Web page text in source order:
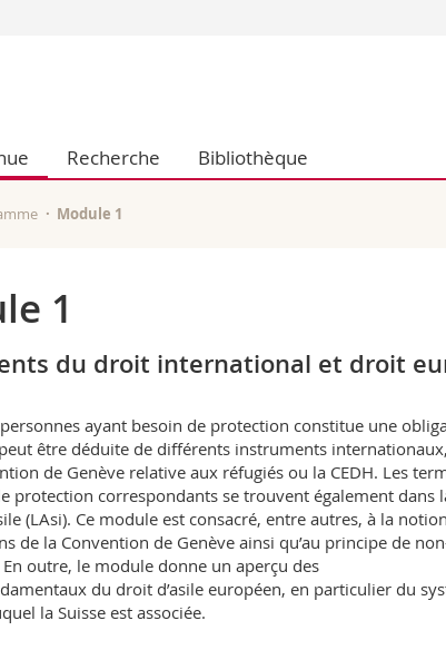
et sociales et management
et de la formation
Chercheurs
Recherche Bibliothèque
Module 1
1
du droit international et droit
ayant besoin de protection constitue une
peut être déduite de différents instruments
de Genève relative aux réfugiés ou la CEDH. Les
protection correspondants se trouvent également dans
(LAsi). Ce module est consacré, entre autres, à la
de la Convention de Genève ainsi qu’au principe de
outre, le module donne un aperçu des
du droit d’asile européen, en particulier du
la Suisse est associée.